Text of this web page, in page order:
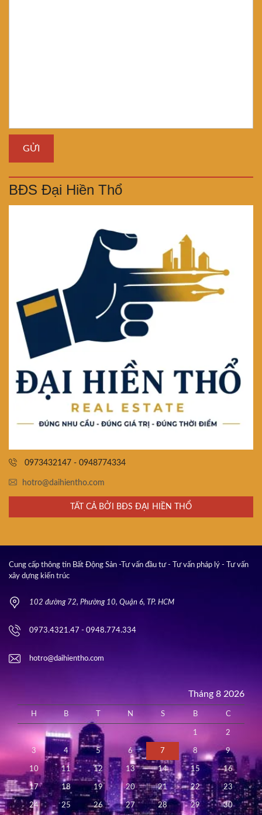
BĐS Đại Hiền Thổ
0973432147 - 0948774334
hotro@daihientho.com
TẤT CẢ BỞI BĐS ĐẠI HIỀN THỔ
Cung cấp thông tin Bất Động Sản -Tư vấn đầu tư - Tư vấn pháp lý - Tư vấn
xây dựng kiến trúc
102 đường 72, Phường 10, Quận 6, TP. HCM
0973.4321.47 - 0948.774.334
hotro@daihientho.com
Tháng 8 2026
H B N S B C
1 2
3 4 5 6 7 8 9
10 11 12 13 14 15 16
17 18 19 20 21 22 23
24 25 26 27 28 29 30